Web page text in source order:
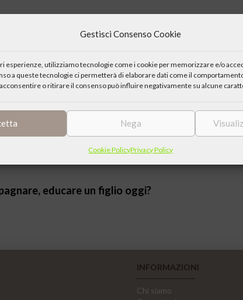
Gestisci Consenso Cookie
esperienze, utilizziamo tecnologie come i cookie per memorizzare e/o
a queste tecnologie ci permetterà di elaborare dati come il
o ritirare il consenso può influire negativamente su alcune
Nega
Cookie PolicyPrivacy Policy
DIVERSI SPAZI CULTURALI DEL NOSTRO TEMPO;
Giovanni Paolo II discorso al Congresso
educare un figlio oggi?
INFORMAZIONI
Chi siamo